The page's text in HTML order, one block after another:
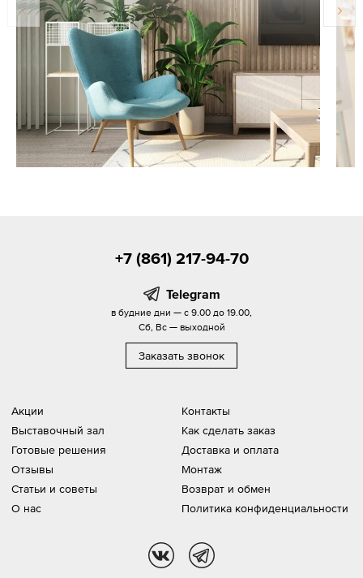
Акции
Выставочный зал
Готовые решения
Отзывы
Статьи и советы
О нас
Контакты
Как сделать заказ
Доставка и оплата
Монтаж
Возврат и обмен
Политика конфиденциальности
+7 (861) 217-94-70
Telegram
в будние дни — с 9.00 до 19.00,
Сб, Вс — выходной
Заказать звонок